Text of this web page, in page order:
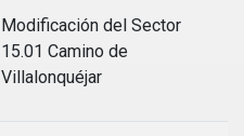
Modificación del Sector
15.01 Camino de
Villalonquéjar